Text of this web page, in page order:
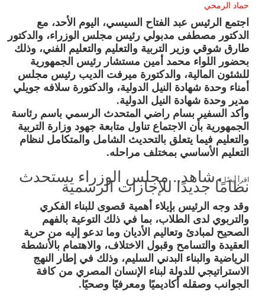
حماد الرمحي
اجتمع الرئيس عبد الفتاح السيسي، اليوم الأحد، مع
الدكتور مصطفى مدبولي رئيس مجلس الوزراء، والدكتور
طارق شوقي وزير التربية والتعليم والتعليم الفني، وذلك
بحضور اللواء محمد أمين مستشار رئيس الجمهورية
للشئون المالية، والدكتورة ميرفت الديب رئيس مجلس
أمناء وحدة شهادة النيل الدولية، والدكتورة سلافه جويلي
مدير وحدة شهادة النيل الدولية.
وأكد السفير بسام راضي المتحدث الرسمي باسم رئاسة
الجمهورية بأن الاجتماع تناول متابعة جهود وزارة التربية
والتعليم فيما يتعلق بالتحديث الشامل والمتكامل لنظام
التعليم الأساسي بمختلف مراحله.
اقرأ أيضًا ◄ شاهد.. مجلس الوزراء يستحدث
نظامًا جديدًا للإجازات الرسمية
وقد وجه الرئيس بإيلاء أهمية قصوى للبناء الفكري
والتربوي لدى الطلاب، بما في ذلك التوعية بالفهم
الصحيح لمبادئ وتعاليم الأديان وما تدعو إليه من حرية
العقيدة والتسامح وقبول الاختلاف، والاهتمام بالأنشطة
الرياضية والبناء البدني السليم، وذلك في إطار النهج
الاستراتيجي للدولة لبناء الإنسان المصري من كافة
الجوانب وصقله أكاديميًا ومعرفيًا وصحيًا.